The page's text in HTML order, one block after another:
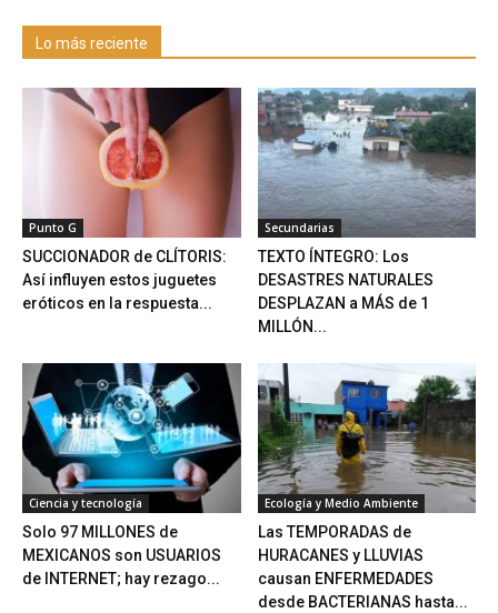
Lo más reciente
Punto G
SUCCIONADOR de CLÍTORIS:
Así influyen estos juguetes
eróticos en la respuesta...
Secundarias
TEXTO ÍNTEGRO: Los
DESASTRES NATURALES
DESPLAZAN a MÁS de 1
MILLÓN...
Ciencia y tecnología
Solo 97 MILLONES de
MEXICANOS son USUARIOS
de INTERNET; hay rezago...
Ecología y Medio Ambiente
Las TEMPORADAS de
HURACANES y LLUVIAS
causan ENFERMEDADES
desde BACTERIANAS hasta...